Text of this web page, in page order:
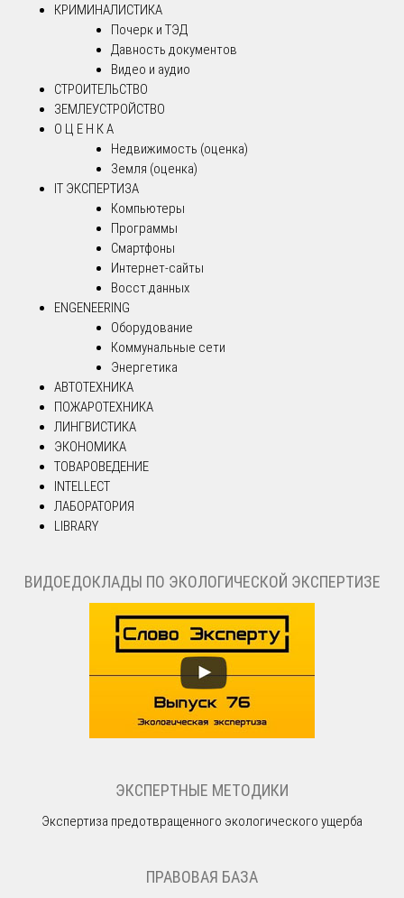
КРИМИНАЛИСТИКА
Почерк и ТЭД
Давность документов
Видео и аудио
СТРОИТЕЛЬСТВО
ЗЕМЛЕУСТРОЙСТВО
О Ц Е Н К А
Недвижимость (оценка)
Земля (оценка)
IT ЭКСПЕРТИЗА
Компьютеры
Программы
Смартфоны
Интернет-сайты
Восст.данных
ENGENEERING
Оборудование
Коммунальные сети
Энергетика
АВТОТЕХНИКА
ПОЖАРОТЕХНИКА
ЛИНГВИСТИКА
ЭКОНОМИКА
ТОВАРОВЕДЕНИЕ
INTELLECT
ЛАБОРАТОРИЯ
LIBRARY
ВИДОЕДОКЛАДЫ ПО ЭКОЛОГИЧЕСКОЙ ЭКСПЕРТИЗЕ
ЭКСПЕРТНЫЕ МЕТОДИКИ
Экспертиза предотвращенного экологического ущерба
ПРАВОВАЯ БАЗА